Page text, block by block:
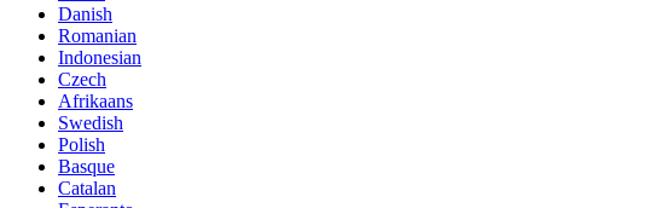
Danish
Romanian
Indonesian
Czech
Afrikaans
Swedish
Polish
Basque
Catalan